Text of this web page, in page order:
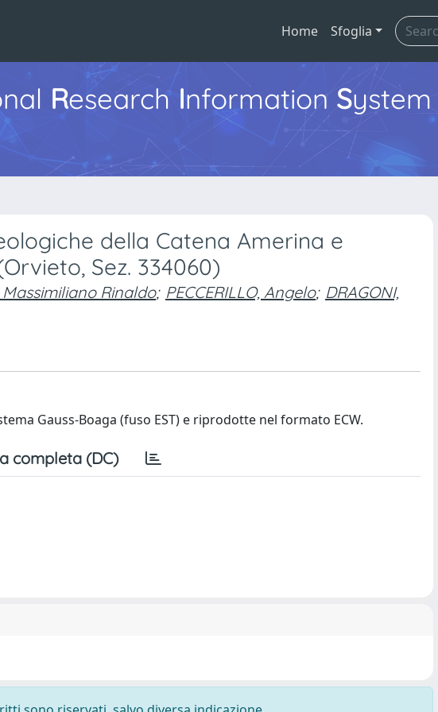
Home Sfoglia
Research Information System
della Catena Amerina e
Sez. 334060)
Massimiliano Rinaldo; PECCERILLO, Angelo; DRAGONI,
Gauss-Boaga (fuso EST) e riprodotte nel formato ECW.
completa (DC)